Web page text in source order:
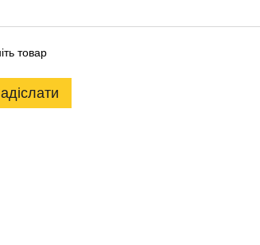
товар